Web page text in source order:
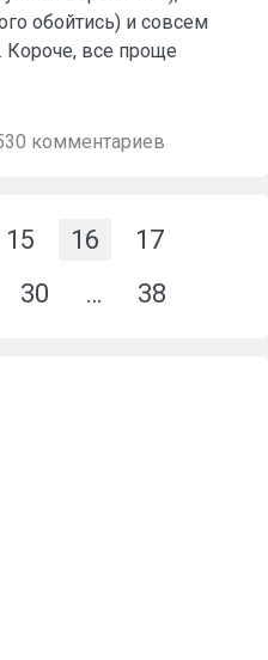
обойтись) и совсем
Короче, все проще
комментариев
15 16
17
30 … 38